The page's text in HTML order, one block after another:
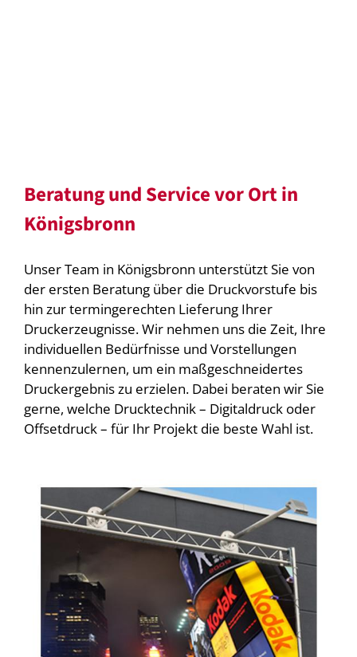
Beratung und Service vor Ort in
Königsbronn
Unser Team in Königsbronn unterstützt Sie von
der ersten Beratung über die Druckvorstufe bis
hin zur termingerechten Lieferung Ihrer
Druckerzeugnisse. Wir nehmen uns die Zeit, Ihre
individuellen Bedürfnisse und Vorstellungen
kennenzulernen, um ein maßgeschneidertes
Druckergebnis zu erzielen. Dabei beraten wir Sie
gerne, welche Drucktechnik – Digitaldruck oder
Offsetdruck – für Ihr Projekt die beste Wahl ist.